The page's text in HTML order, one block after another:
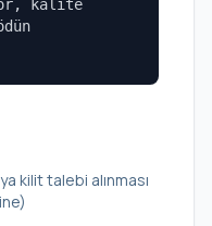
kalite
kilit talebi alınması